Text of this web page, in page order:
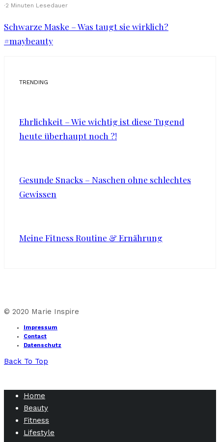
·2 Minuten Lesedauer
Schwarze Maske – Was taugt sie wirklich?
#maybeauty
TRENDING
Ehrlichkeit – Wie wichtig ist diese Tugend
heute überhaupt noch ?!
Gesunde Snacks – Naschen ohne schlechtes
Gewissen
Meine Fitness Routine & Ernährung
© 2020 Marie Inspire
Impressum
Contact
Datenschutz
Back To Top
Home
Beauty
Fitness
Lifestyle